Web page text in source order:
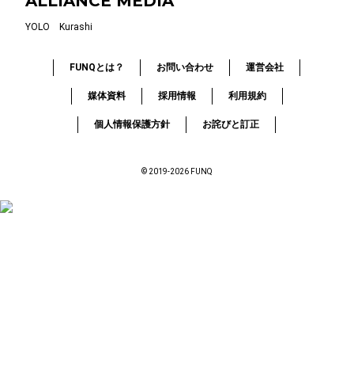
YOLO Kurashi
FUNQとは？ お問い合わせ 運営会社
媒体資料 採用情報 利用規約
個人情報保護方針 お詫びと訂正
© 2019-2026 FUNQ